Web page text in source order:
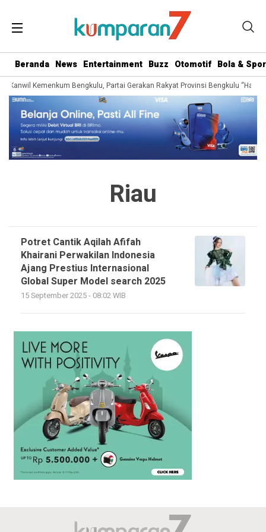
Beranda News Entertainment Buzz Otomotif Bola &
Kanwil Kemenkum Bengkulu, Partai Gerakan Rakyat Provinsi Bengkulu “Hadir
Riau
Potret Cantik Aqilah Afifah
Khairani Perwakilan Indonesia
Ajang Prestius Internasional
Global Super Model search 2025
15 September 2025 - 08:02 WIB